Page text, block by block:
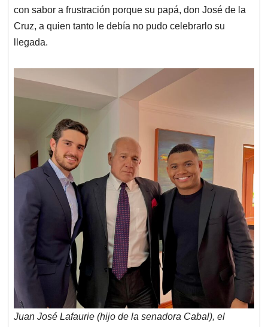
con sabor a frustración porque su papá, don José de la
Cruz, a quien tanto le debía no pudo celebrarlo su
llegada.
Juan José Lafaurie (hijo de la senadora Cabal), el